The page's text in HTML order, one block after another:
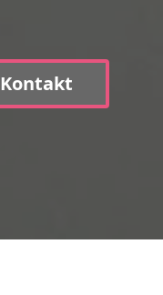
Kontakt